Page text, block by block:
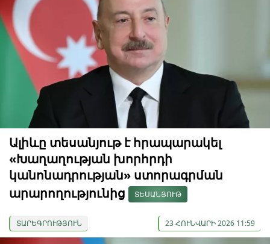
Ալիևը տեսանյութ է հրապարակել
«Խաղաղության խորհրդի
կանոնադրության» ստորագրման
արարողությունից
ՏԵՍԱՆՅՈՒԹ
ՏԱՐԵԳՐՈՒԹՅՈՒՆ 23 ՀՈՒՆՎԱՐԻ 2026 11:59